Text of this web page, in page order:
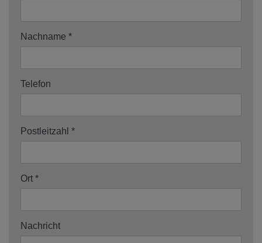
Nachname
Telefon
Postleitzahl
Ort
Nachricht